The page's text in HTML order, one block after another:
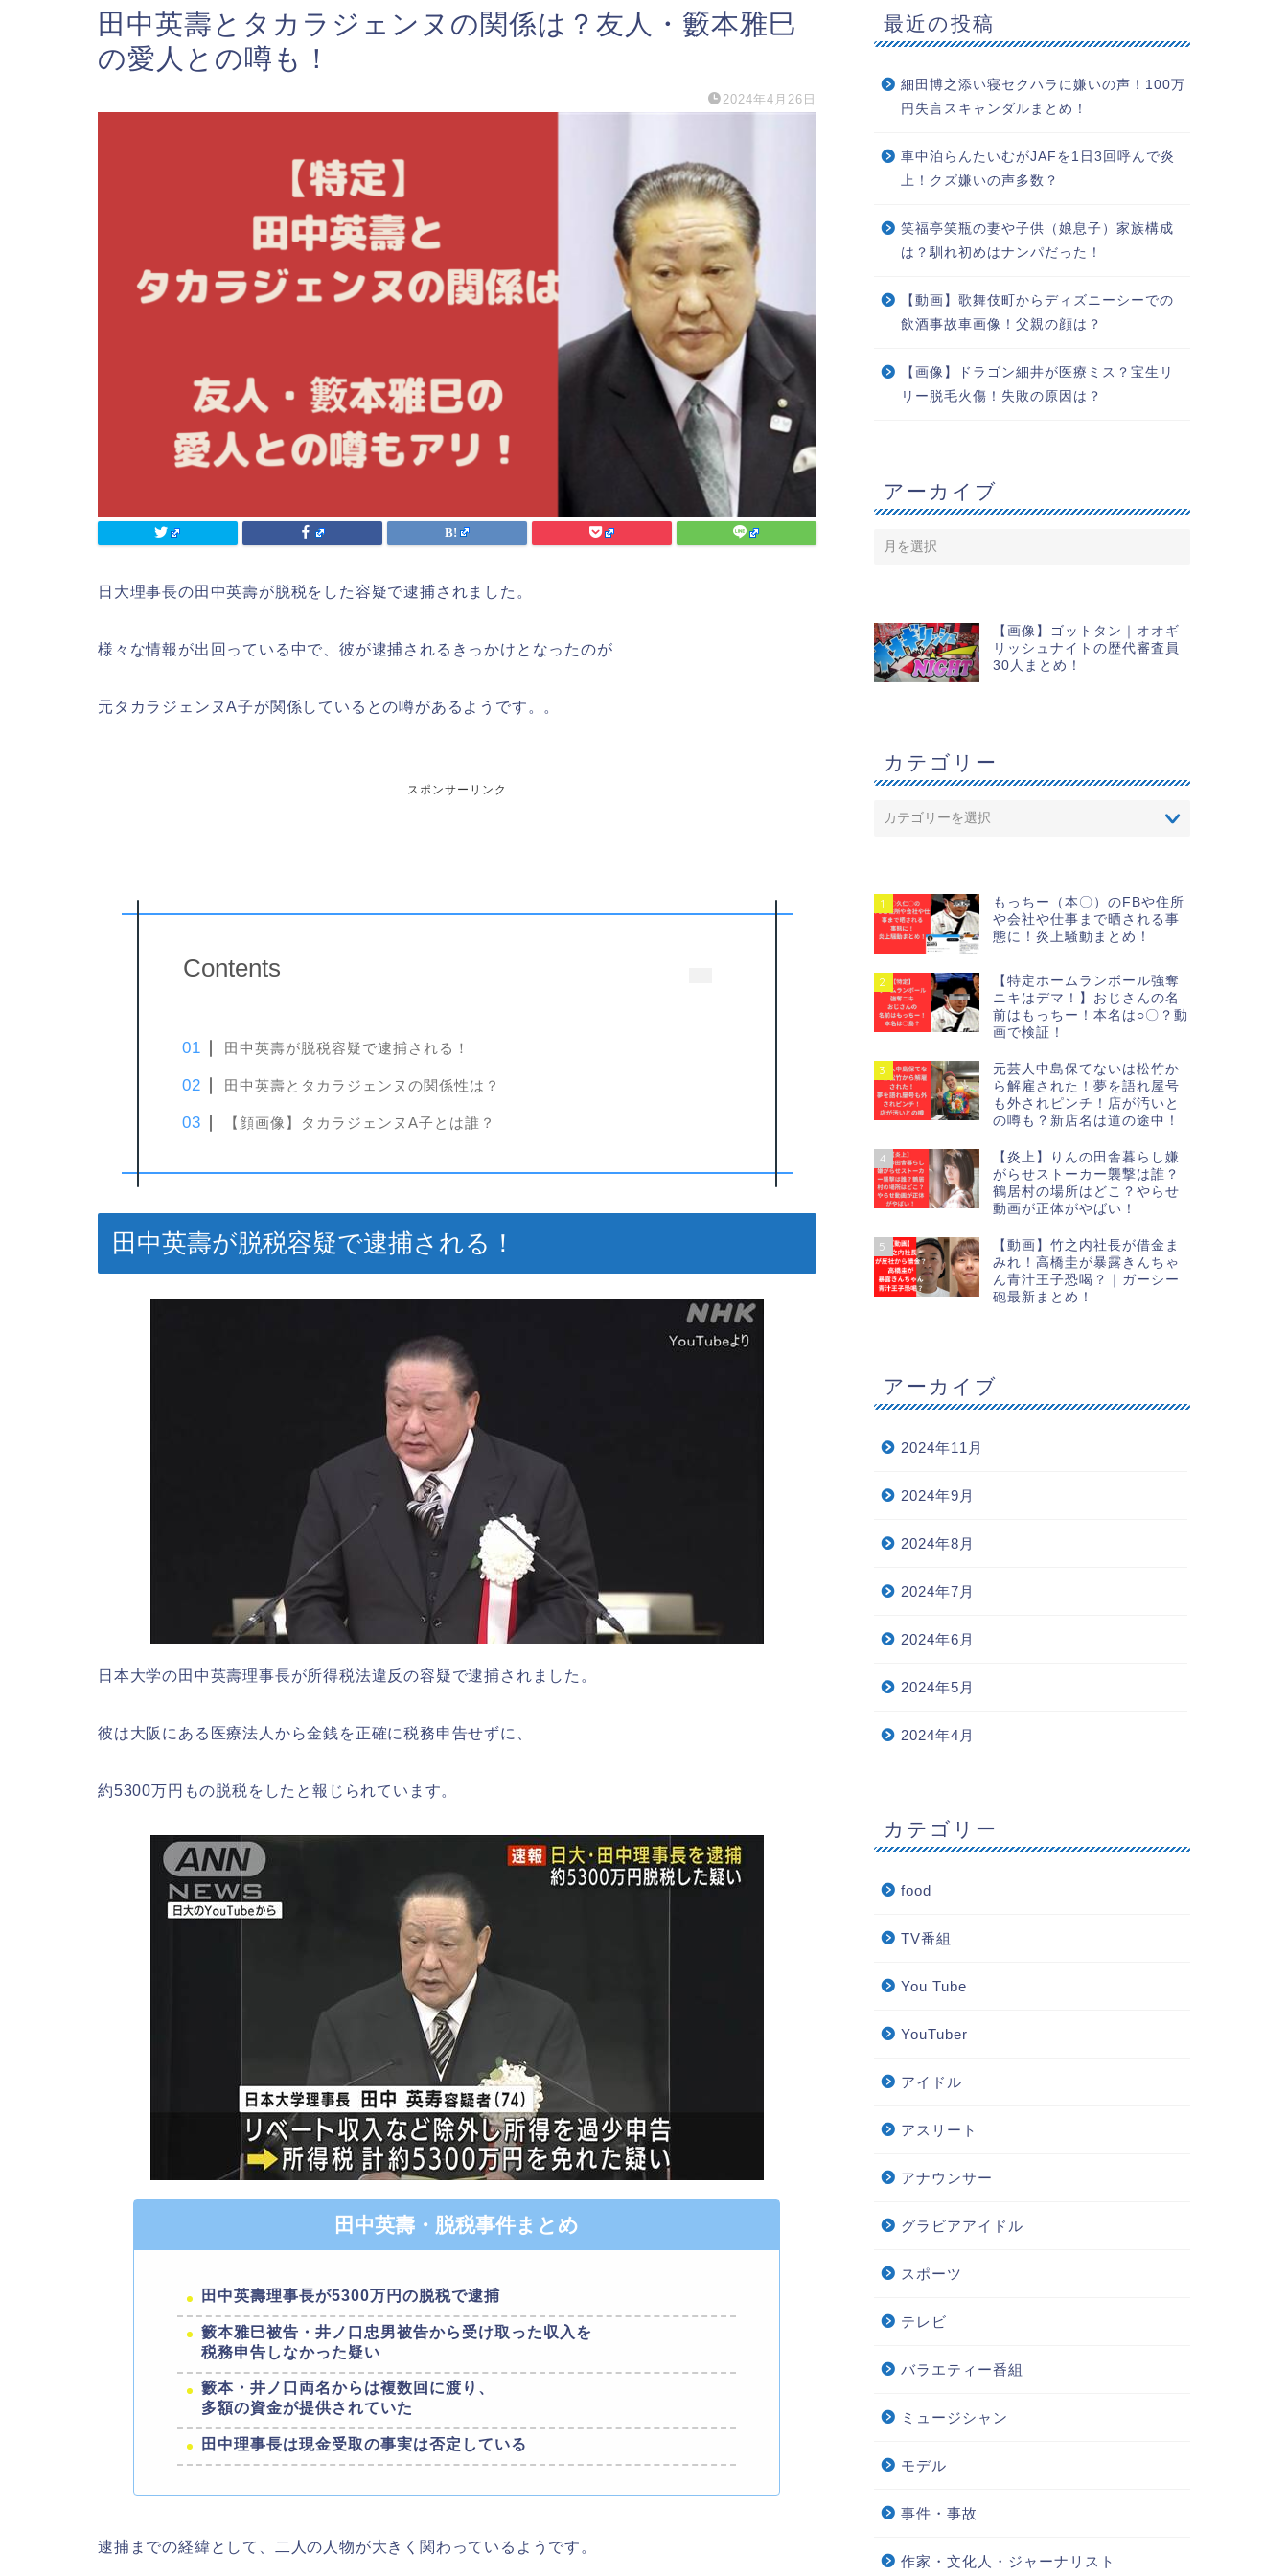
田中英壽とタカラジェンヌの関係は？友人・籔本雅巳
の愛人との噂も！
2024年4月26日
日大理事長の田中英壽が脱税をした容疑で逮捕されました。
様々な情報が出回っている中で、彼が逮捕されるきっかけとなったのが
元タカラジェンヌA子が関係しているとの噂があるようです。。
スポンサーリンク
Contents
田中英壽が脱税容疑で逮捕される！
田中英壽とタカラジェンヌの関係性は？
【顔画像】タカラジェンヌA子とは誰？
田中英壽が脱税容疑で逮捕される！
日本大学の田中英壽理事長が所得税法違反の容疑で逮捕されました。
彼は大阪にある医療法人から金銭を正確に税務申告せずに、
約5300万円もの脱税をしたと報じられています。
田中英壽・脱税事件まとめ
田中英壽理事長が5300万円の脱税で逮捕
籔本雅巳被告・井ノ口忠男被告から受け取った収入を
税務申告しなかった疑い
籔本・井ノ口両名からは複数回に渡り、
多額の資金が提供されていた
田中理事長は現金受取の事実は否定している
逮捕までの経緯として、二人の人物が大きく関わっているようです。
最近の投稿
細田博之添い寝セクハラに嫌いの声！100万
円失言スキャンダルまとめ！
車中泊らんたいむがJAFを1日3回呼んで炎
上！クズ嫌いの声多数？
笑福亭笑瓶の妻や子供（娘息子）家族構成
は？馴れ初めはナンパだった！
【動画】歌舞伎町からディズニーシーでの
飲酒事故車画像！父親の顔は？
【画像】ドラゴン細井が医療ミス？宝生リ
リー脱毛火傷！失敗の原因は？
アーカイブ
【画像】ゴットタン｜オオギ
リッシュナイトの歴代審査員
30人まとめ！
カテゴリー
1
もっちー（本〇）のFBや住所
や会社や仕事まで晒される事
態に！炎上騒動まとめ！
2
【特定ホームランボール強奪
ニキはデマ！】おじさんの名
前はもっちー！本名は○〇？動
画で検証！
3
元芸人中島保てないは松竹か
ら解雇された！夢を語れ屋号
も外されピンチ！店が汚いと
の噂も？新店名は道の途中！
4
【炎上】りんの田舎暮らし嫌
がらせストーカー襲撃は誰？
鶴居村の場所はどこ？やらせ
動画が正体がやばい！
5
【動画】竹之内社長が借金ま
みれ！高橋圭が暴露きんちゃ
ん青汁王子恐喝？｜ガーシー
砲最新まとめ！
アーカイブ
2024年11月
2024年9月
2024年8月
2024年7月
2024年6月
2024年5月
2024年4月
カテゴリー
food
TV番組
You Tube
YouTuber
アイドル
アスリート
アナウンサー
グラビアアイドル
スポーツ
テレビ
バラエティー番組
ミュージシャン
モデル
事件・事故
作家・文化人・ジャーナリスト